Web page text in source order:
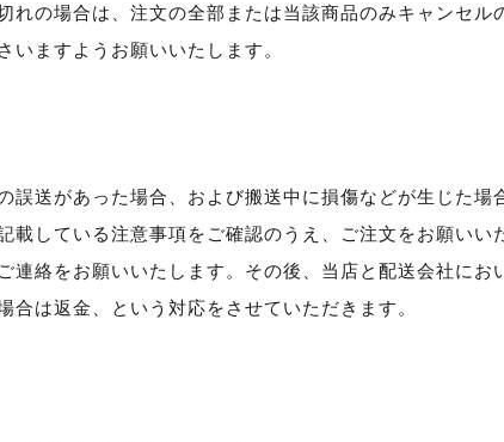
の場合は、注文の全部または当該商品のみキャンセル
ますようお願いいたします。
誤送があった場合、および搬送中に損傷などが生じた場
載している注意事項をご確認のうえ、ご注文をお願いい
連絡をお願いいたします。その後、当店と配送会社にお
は返金、という対応をさせていただきます。